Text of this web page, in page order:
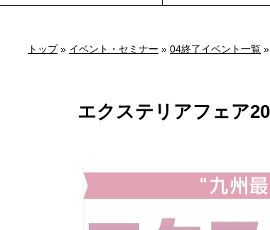
第18回 受賞作品
第16回 応募サイト
第15回 受賞作品
トップ» イベント・セミナー » 04終了イベント一覧
エクステリアフェア